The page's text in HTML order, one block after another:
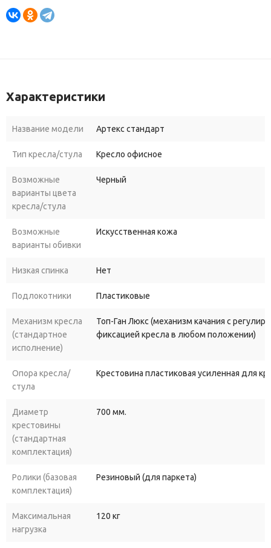
Характеристики
Название модели Артекс стандарт
Тип кресла/стула Кресло офисное
Возможные
варианты цвета
кресла/стула
Черный
Возможные
варианты обивки
Искусственная кожа
Низкая спинка Нет
Подлокотники Пластиковые
Механизм кресла
(стандартное
исполнение)
Топ-Ган Люкс (механизм качания с
фиксацией кресла в любом положении)
Опора кресла/
стула
Крестовина пластиковая усиленная для
Диаметр
крестовины
(стандартная
комплектация)
700 мм.
Ролики (базовая
комплектация)
Резиновый (для паркета)
Максимальная
нагрузка
120 кг